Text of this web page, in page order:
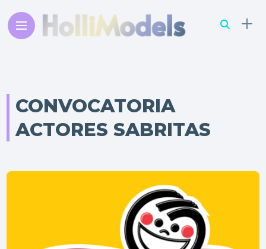
CONVOCATORIA
ACTORES SABRITAS